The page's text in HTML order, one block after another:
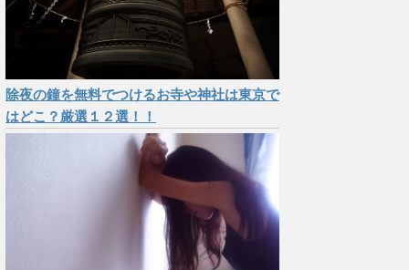
除夜の鐘を無料でつけるお寺や神社は東京で
はどこ？厳選１２選！！